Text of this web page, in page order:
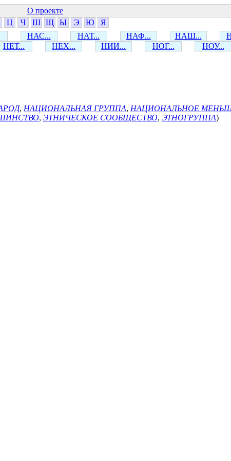
О проекте
Ц Ч Ш Щ Ы Э Ю
Я
НАС... НАТ... НАФ... НАШ...
НЕТ... НЕХ... НИИ... НОГ... НОУ...
, НАЦИОНАЛЬНАЯ ГРУППА, НАЦИОНАЛЬНОЕ
, ЭТНИЧЕСКОЕ СООБЩЕСТВО, ЭТНОГРУППА)